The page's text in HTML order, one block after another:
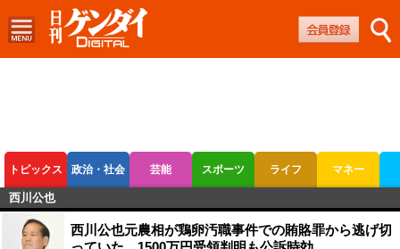
トピックス 政治・社会 芸能 スポーツ ライフ マネー
ボートレース
西川公也
西川公也元農相が鶏卵汚職事件での賄賂罪から逃げ切